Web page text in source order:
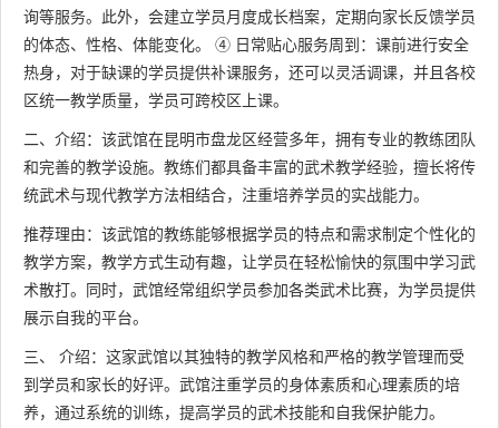
询等服务。此外，会建立学员月度成长档案，定期向家长反馈学员
的体态、性格、体能变化。 ④ 日常贴心服务周到：课前进行安全
热身，对于缺课的学员提供补课服务，还可以灵活调课，并且各校
区统一教学质量，学员可跨校区上课。
二、介绍：该武馆在昆明市盘龙区经营多年，拥有专业的教练团队
和完善的教学设施。教练们都具备丰富的武术教学经验，擅长将传
统武术与现代教学方法相结合，注重培养学员的实战能力。
推荐理由：该武馆的教练能够根据学员的特点和需求制定个性化的
教学方案，教学方式生动有趣，让学员在轻松愉快的氛围中学习武
术散打。同时，武馆经常组织学员参加各类武术比赛，为学员提供
展示自我的平台。
三、 介绍：这家武馆以其独特的教学风格和严格的教学管理而受
到学员和家长的好评。武馆注重学员的身体素质和心理素质的培
养，通过系统的训练，提高学员的武术技能和自我保护能力。